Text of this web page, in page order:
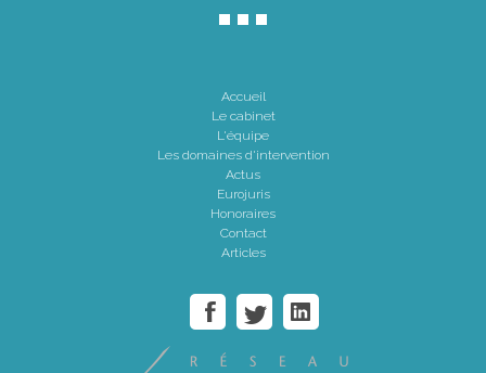
Accueil
Le cabinet
L'équipe
Les domaines d'intervention
Actus
Eurojuris
Honoraires
Contact
Articles